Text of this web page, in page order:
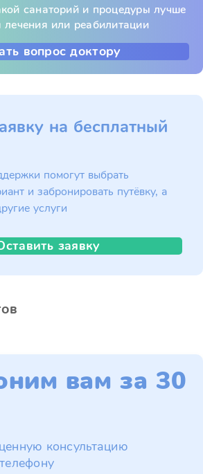
санаторий и процедуры лучше
или реабилитации
вопрос доктору
на бесплатный
помогут выбрать
и забронировать путёвку, а
услуги
заявку
вам за 30
консультацию